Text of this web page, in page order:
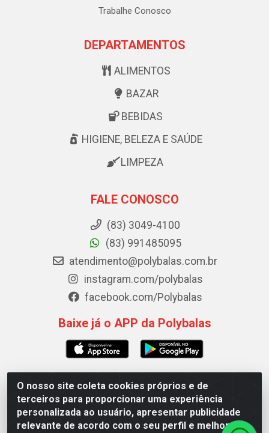
O nosso site coleta cookies próprios e de
terceiros para proporcionar uma experiência
personalizada ao usuário, apresentar publicidade
relevante de acordo com o seu perfil e melhorar a
Trabalhe Conosco
DEPARTAMENTOS
ALIMENTOS
BAZAR
BEBIDAS
HIGIENE, BELEZA E SAÚDE
LIMPEZA
FALE CONOSCO
(83) 3049-4100
(83) 991485095
atendimento@polybalas.com.br
instagram.com/polybalas
facebook.com/Polybalas
Baixe já o APP da Polybalas
Polybalas - Rua João Miguel de Souza, 173 Galpão B -
Ernesto Geisel, João Pessoa/PB - CEP 58.075-075 - CNPJ
00.909.327/0002-61